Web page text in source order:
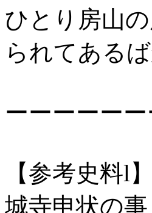
ひとり房山
られてある
ーーーーー
【参考史料
城寺申状の